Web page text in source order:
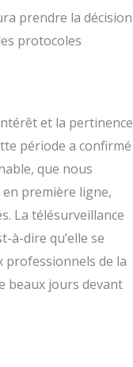
prendre la décision
protocoles
et la pertinence
période a confirmé
que nous
première ligne,
La télésurveillance
à-dire qu’elle se
professionnels de la
beaux jours devant